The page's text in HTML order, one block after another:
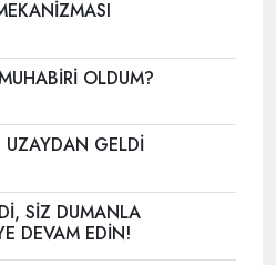
OLDUM?
UZAYDAN GELDİ
SİZ DUMANLA
DEVAM EDİN!